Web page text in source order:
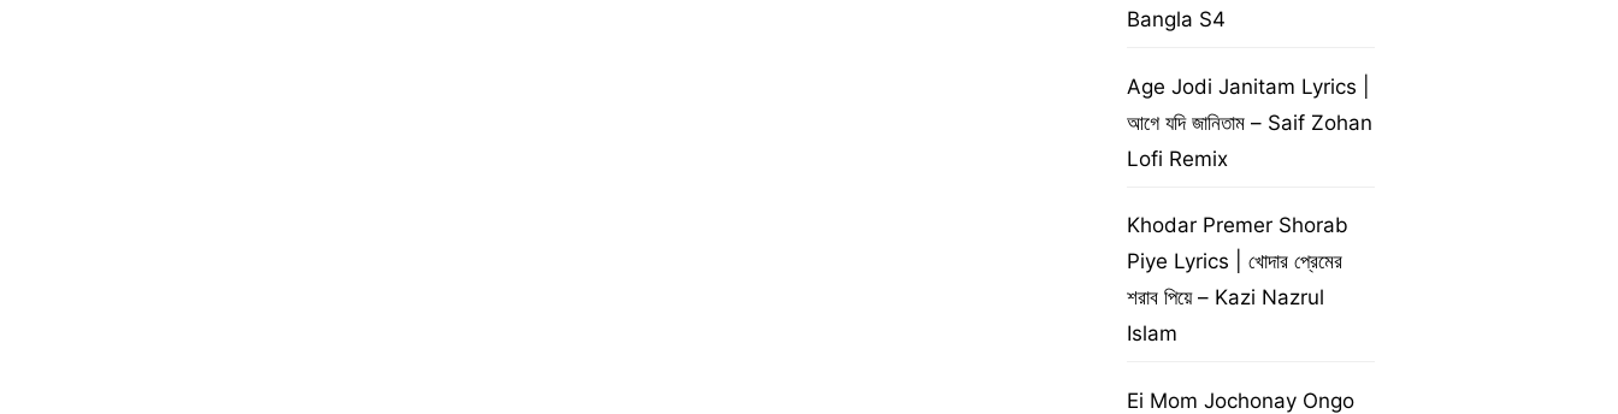
Bangla S4
Age Jodi Janitam Lyrics |
আগে যদি জানিতাম – Saif Zohan
Lofi Remix
Khodar Premer Shorab
Piye Lyrics | খোদার প্রেমের
শরাব পিয়ে – Kazi Nazrul
Islam
Ei Mom Jochonay Ongo